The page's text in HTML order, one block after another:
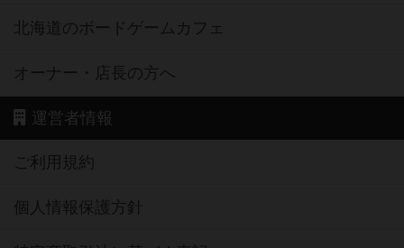
北海道のボードゲームカフェ
オーナー・店長の方へ
運営者情報
ご利用規約
個人情報保護方針